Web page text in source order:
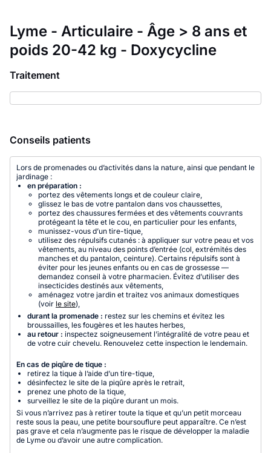
Lyme - Articulaire - Âge > 8 ans et
poids 20-42 kg - Doxycycline
Traitement
Conseils patients
Lors de promenades ou d’activités dans la nature, ainsi que pendant le
jardinage :
en préparation :
portez des vêtements longs et de couleur claire,
glissez le bas de votre pantalon dans vos chaussettes,
portez des chaussures fermées et des vêtements couvrants
protégeant la tête et le cou, en particulier pour les enfants,
munissez-vous d’un tire-tique,
utilisez des répulsifs cutanés : à appliquer sur votre peau et vos
vêtements, au niveau des points d’entrée (col, extrémités des
manches et du pantalon, ceinture). Certains répulsifs sont à
éviter pour les jeunes enfants ou en cas de grossesse —
demandez conseil à votre pharmacien. Évitez d’utiliser des
insecticides destinés aux vêtements,
aménagez votre jardin et traitez vos animaux domestiques
(voir le site),
durant la promenade : restez sur les chemins et évitez les
broussailles, les fougères et les hautes herbes,
au retour : inspectez soigneusement l’intégralité de votre peau et
de votre cuir chevelu. Renouvelez cette inspection le lendemain.
En cas de piqûre de tique :
retirez la tique à l’aide d’un tire-tique,
désinfectez le site de la piqûre après le retrait,
prenez une photo de la tique,
surveillez le site de la piqûre durant un mois.
Si vous n’arrivez pas à retirer toute la tique et qu’un petit morceau
reste sous la peau, une petite boursouflure peut apparaître. Ce n’est
pas grave et cela n’augmente pas le risque de développer la maladie
de Lyme ou d’avoir une autre complication.